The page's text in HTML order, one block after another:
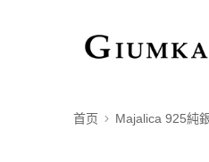
首页 Majalica 925純